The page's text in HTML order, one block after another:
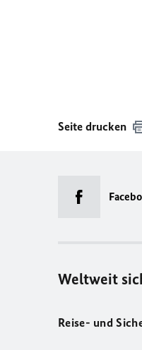
Seite drucken
Weltweit
Reise- und